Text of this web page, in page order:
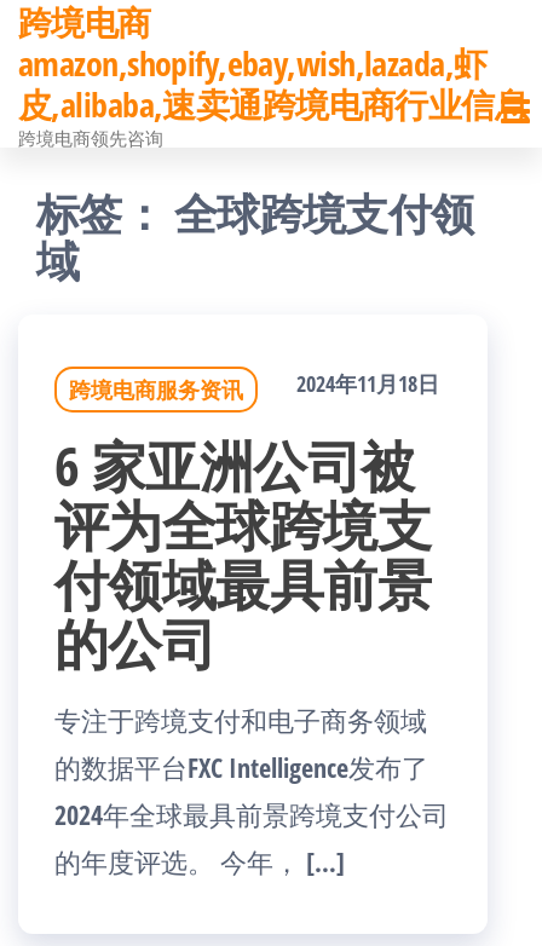
前
往
内
跨境电商
amazon,shopify,ebay,wish,lazada,虾
皮,alibaba,速卖通跨境电商行业信息
跨境电商领先咨询
标签：全球跨境支付领
域
跨境电商服务资讯 2024年11月18日
6 家亚洲公司被
评为全球跨境支
付领域最具前景
的公司
专注于跨境支付和电子商务领域
的数据平台FXC Intelligence发布了
2024年全球最具前景跨境支付公司
的年度评选。 今年， […]